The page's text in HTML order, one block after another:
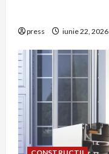
press iunie 22, 2026